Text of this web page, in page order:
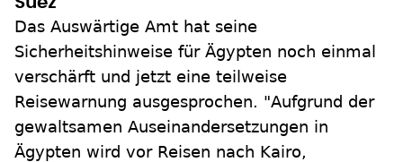
Das Auswärtige Amt hat seine
Sicherheitshinweise für Ägypten noch einmal
verschärft und jetzt eine teilweise
Reisewarnung ausgesprochen. "Aufgrund der
gewaltsamen Auseinandersetzungen in
Ägypten wird vor Reisen nach Kairo,